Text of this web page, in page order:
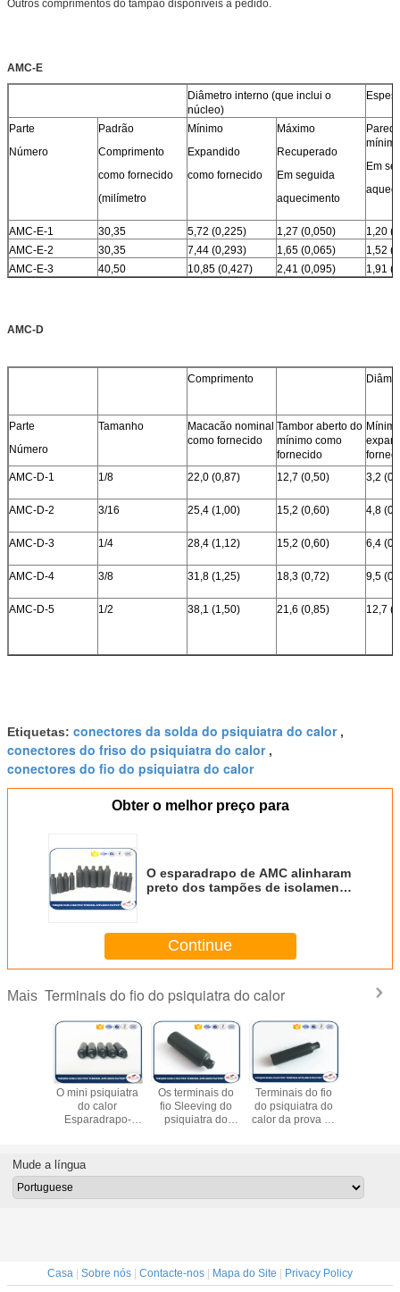
Outros comprimentos do tampão disponíveis a pedido.
AMC-E
Diâmetro interno (que inclui o
núcleo)
Parte
Número
Padrão
Comprimento
como fornecido
(milímetro
Mínimo
Expandido
como fornecido
Máximo
Recuperado
Em seguida
aquecimento
Em
AMC-E-1 30,35 5,72 (0,225) 1,27 (0,050)
1,20
AMC-E-2
30,35 7,44 (0,293) 1,65 (0,065)
1,52
AMC-E-3
40,50 10,85 (0,427) 2,41 (0,095) 1,91
AMC-D
Comprimento
Parte
Número
Tamanho
Macacão nominal
como fornecido
Tambor aberto do
mínimo como
fornecido
AMC-D-1
1/8 22,0 (0,87) 12,7 (0,50) 3,2
AMC-D-2 3/16 25,4 (1,00) 15,2 (0,60) 4,8
AMC-D-3 1/4 28,4 (1,12) 15,2 (0,60) 6,4
AMC-D-4 3/8 31,8 (1,25) 18,3 (0,72) 9,5
AMC-D-5 1/2 38,1 (1,50) 21,6 (0,85) 12,7
Etiquetas: conectores da solda do psiquiatra do calor,
conectores do friso do psiquiatra do calor,
conectores do fio do psiquiatra do calor
Obter o melhor preço para
O esparadrapo de AMC alinharam
preto dos tampões de isolamento
Continue
Mais Terminais do fio do psiquiatra do calor
de
O mini psiquiatra
do calor
Esparadrapo-
de extremidade
do cabo/fio
Os terminais do
fio Sleeving do
psiquiatra do
Esparadrapo-
tampões de
Terminais do fio
do psiquiatra do
calor da prova da
-40
Mude a língua
Casa | Sobre nós | Contacte-nos | Mapa do Site | Privacy Policy